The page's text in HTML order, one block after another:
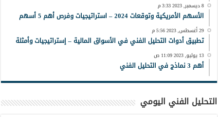
8 ديسمبر, 2023 3:33 م
الأسهم الأمريكية وتوقعات 2024 – استراتيجيات وفرص أهم 5 أسهم
29 أغسطس, 2023 5:56 م
تطبيق أدوات التحليل الفني في الأسواق المالية – إستراتيجيات وأمثلة
13 يوليو, 2023 11:09 ص
أهم 3 نماذج في التحليل الفني
التحليل الفني اليومي